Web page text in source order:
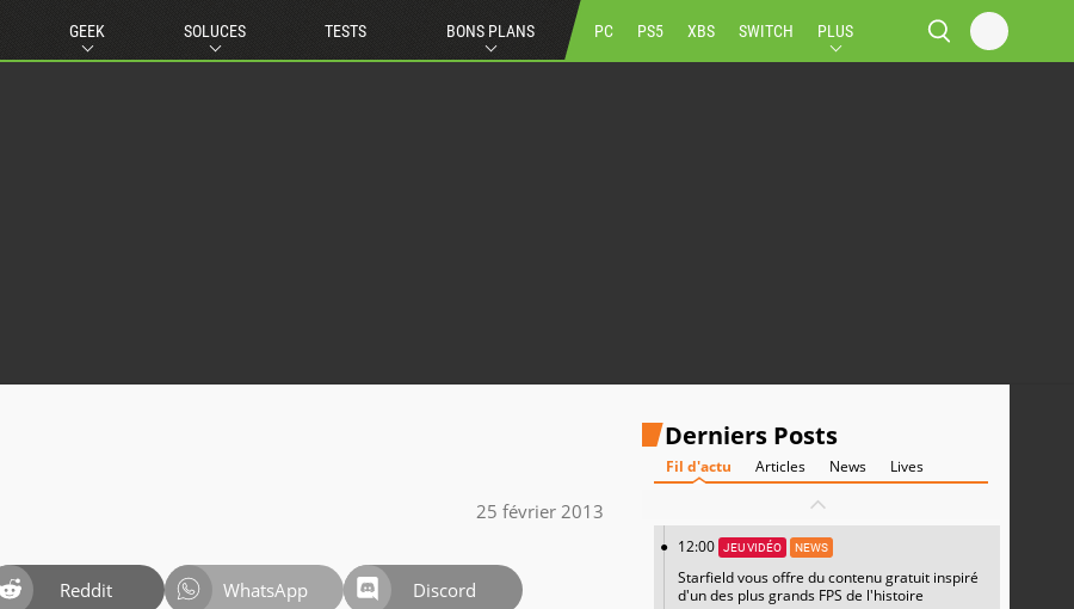
GEEK SOLUCES TESTS BONS PLANS PC PS5 XBS SWITCH PLUS
25 février 2013
Reddit WhatsApp Discord
Derniers Posts
Fil d'actu Articles News Lives
12:00 JEU VIDÉO NEWS
Starfield vous offre du contenu gratuit inspiré
d'un des plus grands FPS de l'histoire